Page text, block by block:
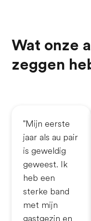
Wat onze
zeggen
"Mijn eerste
jaar als au pair
is geweldig
geweest. Ik
heb een
sterke band
met mijn
gastgezin en